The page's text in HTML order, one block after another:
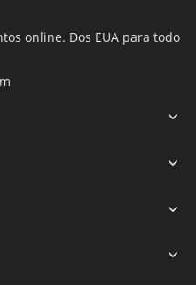
online. Dos EUA para todo